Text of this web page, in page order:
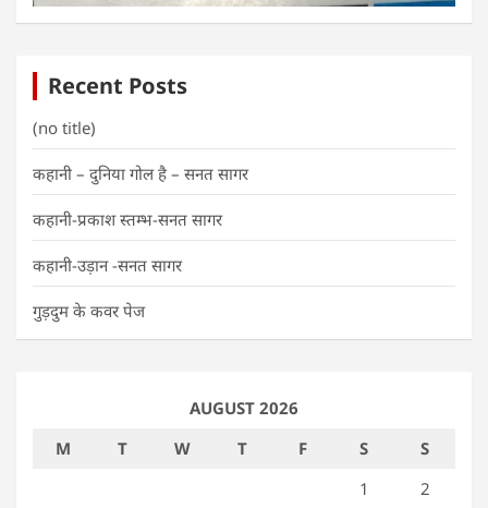
Recent Posts
(no title)
कहानी – दुनिया गोल है – सनत सागर
कहानी-प्रकाश स्तम्भ-सनत सागर
कहानी-उड़ान -सनत सागर
गुड़दुम के कवर पेज
AUGUST 2026
M
T W T F S
S
1
2